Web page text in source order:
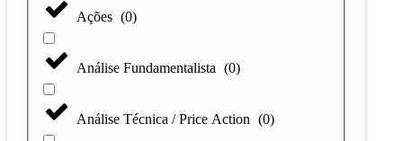
Ações (0)
Análise Fundamentalista (0)
Análise Técnica / Price Action (0)